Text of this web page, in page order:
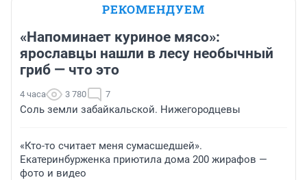
РЕКОМЕНДУЕМ
«Напоминает куриное мясо»:
ярославцы нашли в лесу необычный
гриб — что это
4 часа 3 780 7
Соль земли забайкальской. Нижегородцевы
«Кто-то считает меня сумасшедшей».
Екатеринбурженка приютила дома 200 жирафов —
фото и видео